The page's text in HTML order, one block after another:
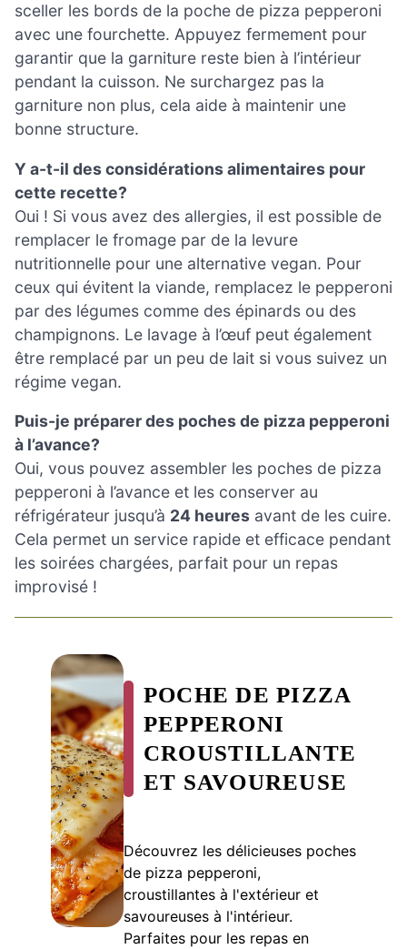
sceller les bords de la poche de pizza pepperoni
avec une fourchette. Appuyez fermement pour
garantir que la garniture reste bien à l’intérieur
pendant la cuisson. Ne surchargez pas la
garniture non plus, cela aide à maintenir une
bonne structure.
Y a-t-il des considérations alimentaires pour
cette recette?
Oui ! Si vous avez des allergies, il est possible de
remplacer le fromage par de la levure
nutritionnelle pour une alternative vegan. Pour
ceux qui évitent la viande, remplacez le pepperoni
par des légumes comme des épinards ou des
champignons. Le lavage à l’œuf peut également
être remplacé par un peu de lait si vous suivez un
régime vegan.
Puis-je préparer des poches de pizza pepperoni
à l’avance?
Oui, vous pouvez assembler les poches de pizza
pepperoni à l’avance et les conserver au
réfrigérateur jusqu’à 24 heures avant de les cuire.
Cela permet un service rapide et efficace pendant
les soirées chargées, parfait pour un repas
improvisé !
POCHE DE PIZZA
PEPPERONI
CROUSTILLANTE
ET SAVOUREUSE
Découvrez les délicieuses poches
de pizza pepperoni,
croustillantes à l'extérieur et
savoureuses à l'intérieur.
Parfaites pour les repas en